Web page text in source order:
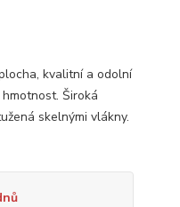
kvalitní a odolní
Široká
skelnými vlákny.